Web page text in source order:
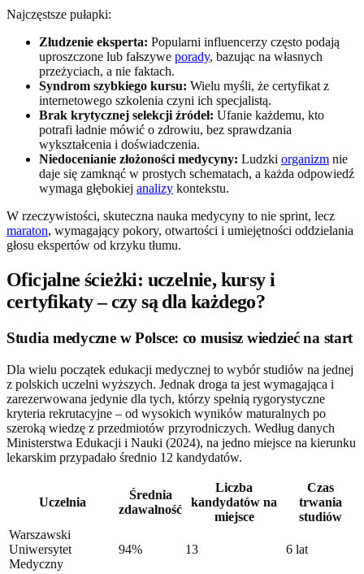
Najczęstsze pułapki:
Złudzenie eksperta: Popularni influencerzy często podają
uproszczone lub fałszywe porady, bazując na własnych
przeżyciach, a nie faktach.
Syndrom szybkiego kursu: Wielu myśli, że certyfikat z
internetowego szkolenia czyni ich specjalistą.
Brak krytycznej selekcji źródeł: Ufanie każdemu, kto
potrafi ładnie mówić o zdrowiu, bez sprawdzania
wykształcenia i doświadczenia.
Niedocenianie złożoności medycyny: Ludzki organizm nie
daje się zamknąć w prostych schematach, a każda odpowiedź
wymaga głębokiej analizy kontekstu.
W rzeczywistości, skuteczna nauka medycyny to nie sprint, lecz
maraton, wymagający pokory, otwartości i umiejętności oddzielania
głosu ekspertów od krzyku tłumu.
Oficjalne ścieżki: uczelnie, kursy i
certyfikaty – czy są dla każdego?
Studia medyczne w Polsce: co musisz wiedzieć na start
Dla wielu początek edukacji medycznej to wybór studiów na jednej
z polskich uczelni wyższych. Jednak droga ta jest wymagająca i
zarezerwowana jedynie dla tych, którzy spełnią rygorystyczne
kryteria rekrutacyjne – od wysokich wyników maturalnych po
szeroką wiedzę z przedmiotów przyrodniczych. Według danych
Ministerstwa Edukacji i Nauki (2024), na jedno miejsce na kierunku
lekarskim przypadało średnio 12 kandydatów.
Uczelnia
Średnia
zdawalność
Liczba
kandydatów na
miejsce
Czas
trwania
studiów
Warszawski
Uniwersytet
Medyczny
94% 13 6 lat